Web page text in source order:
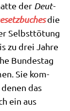
der Deut­
die
Selbst­tö­tung
zu drei Jah­re
Bun­des­tag
Sie kom­
das
ein aus